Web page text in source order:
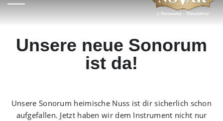
Unsere neue Sonorum
ist da!
Unsere Sonorum heimische Nuss ist dir sicherlich schon
aufgefallen. Jetzt haben wir dem Instrument nicht nur